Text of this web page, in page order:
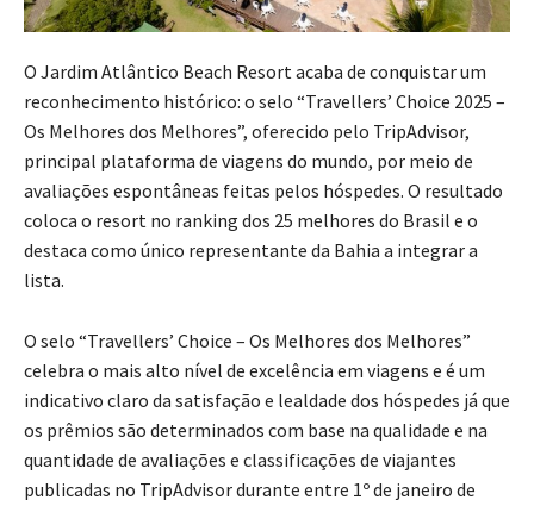
O Jardim Atlântico Beach Resort acaba de conquistar um
reconhecimento histórico: o selo “Travellers’ Choice 2025 –
Os Melhores dos Melhores”, oferecido pelo TripAdvisor,
principal plataforma de viagens do mundo, por meio de
avaliações espontâneas feitas pelos hóspedes. O resultado
coloca o resort no ranking dos 25 melhores do Brasil e o
destaca como único representante da Bahia a integrar a
lista.
O selo “Travellers’ Choice – Os Melhores dos Melhores”
celebra o mais alto nível de excelência em viagens e é um
indicativo claro da satisfação e lealdade dos hóspedes já que
os prêmios são determinados com base na qualidade e na
quantidade de avaliações e classificações de viajantes
publicadas no TripAdvisor durante entre 1º de janeiro de